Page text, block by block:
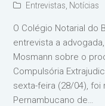
Entrevistas Notícias
O Colégio Notarial do
entrevista a
Mosmann sobre o
Compulsória
sexta-feira (28/04),
Pernambucano de…